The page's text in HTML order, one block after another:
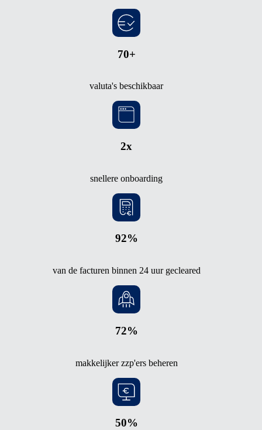
70+
valuta's beschikbaar
2x
snellere onboarding
92%
van de facturen binnen 24 uur gecleared
72%
makkelijker zzp'ers beheren
50%